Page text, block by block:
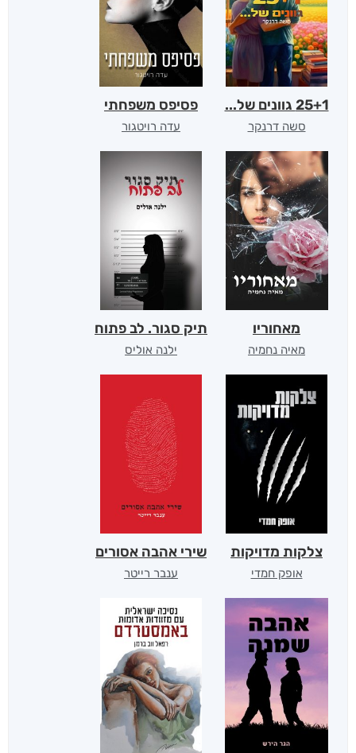
25+1 גוונים של...
סשה דרנקר
פסיפס משפחתי
עדה רויטגור
מאחוריו
מאיה נחמיה
תיק סגור. לב פתוח
ילנה אוליס
צלקות מדויקות
אופק חמדי
שירי אהבה אסורים
ענבר רייטר